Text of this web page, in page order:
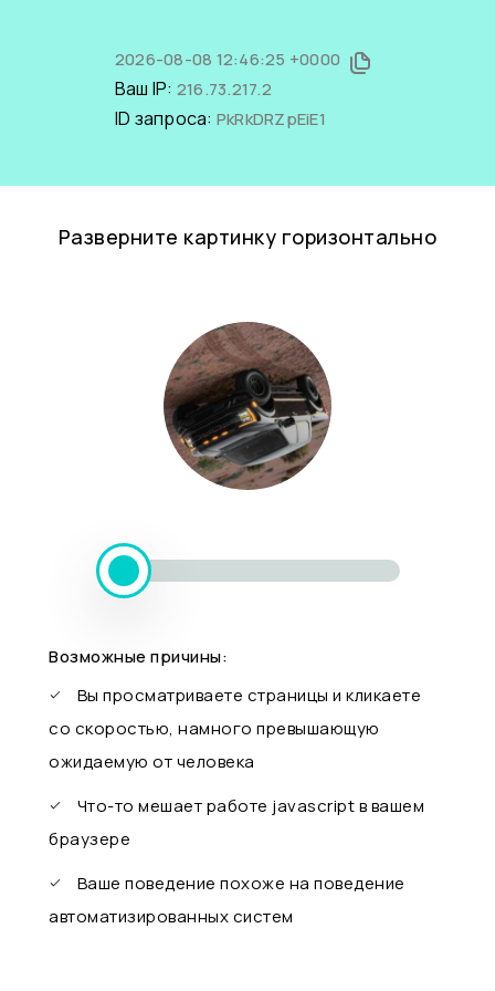
2026-08-08 12:46:25 +0000
Ваш IP: 216.73.217.2
ID запроса: PkRkDRZpEiE1
Разверните картинку горизонтально
Возможные причины:
Вы просматриваете страницы и кликаете
со скоростью, намного превышающую
ожидаемую от человека
Что-то мешает работе javascript в вашем
браузере
Ваше поведение похоже на поведение
автоматизированных систем